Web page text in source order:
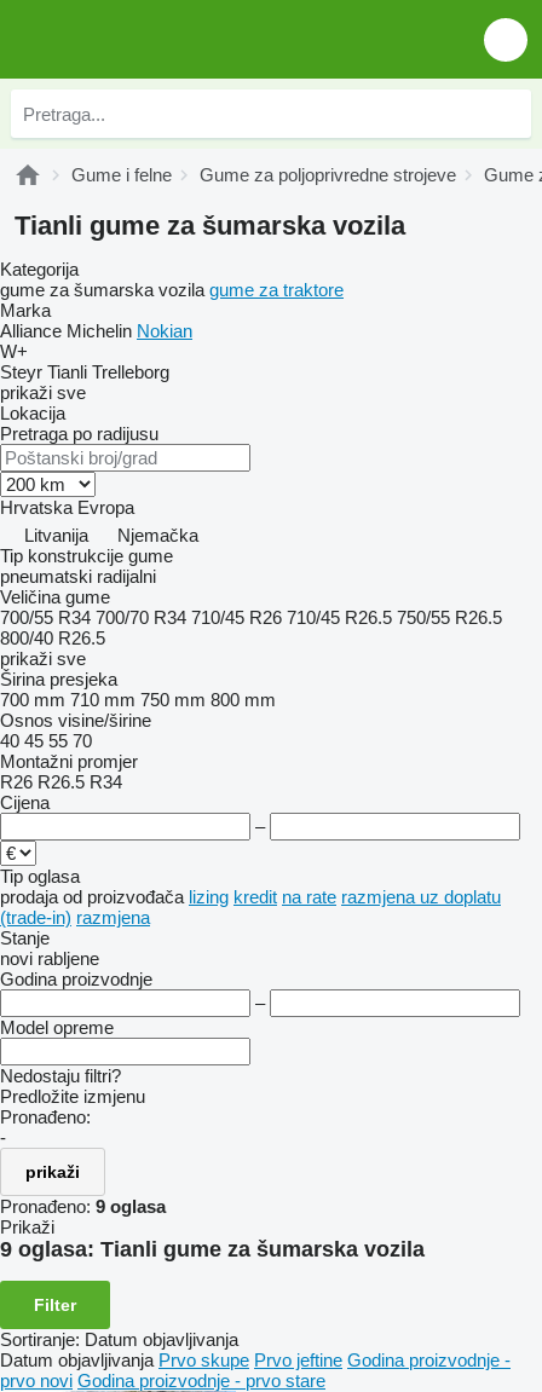
Gume i felne Gume za poljoprivredne strojeve Gume
Tianli gume za šumarska vozila
Kategorija
gume za šumarska vozila gume za traktore
Marka
Alliance Michelin Nokian
W+
Steyr Tianli Trelleborg
prikaži sve
Lokacija
Pretraga po radijusu
Hrvatska Evropa
Litvanija
Njemačka
Tip konstrukcije gume
pneumatski radijalni
Veličina gume
700/55 R34 700/70 R34 710/45 R26 710/45 R26.5 750/55 R26.5
800/40 R26.5
prikaži sve
Širina presjeka
700 mm 710 mm 750 mm 800 mm
Osnos visine/širine
40 45 55 70
Montažni promjer
R26 R26.5 R34
Cijena
–
Tip oglasa
prodaja od proizvođača lizing kredit na rate razmjena uz doplatu
(trade-in) razmjena
Stanje
novi rabljene
Godina proizvodnje
–
Model opreme
Nedostaju filtri?
Predložite izmjenu
Pronađeno:
-
prikaži
Pronađeno: 9 oglasa
Prikaži
9 oglasa: Tianli gume za šumarska vozila
Filter
Sortiranje: Datum objavljivanja
Datum objavljivanja Prvo skupe Prvo jeftine Godina proizvodnje -
prvo novi Godina proizvodnje - prvo stare